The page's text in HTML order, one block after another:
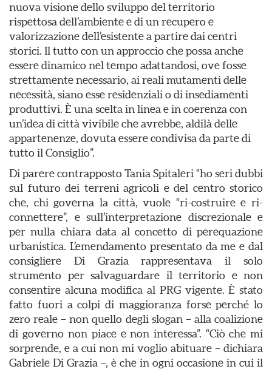
nuova visione dello sviluppo del territorio
rispettosa dell’ambiente e di un recupero e
valorizzazione dell’esistente a partire dai centri
storici. Il tutto con un approccio che possa anche
essere dinamico nel tempo adattandosi, ove fosse
strettamente necessario, ai reali mutamenti delle
necessità, siano esse residenziali o di insediamenti
produttivi. È una scelta in linea e in coerenza con
un’idea di città vivibile che avrebbe, aldilà delle
appartenenze, dovuta essere condivisa da parte di
tutto il Consiglio”.
Di parere contrapposto Tania Spitaleri “ho seri dubbi
sul futuro dei terreni agricoli e del centro storico
che, chi governa la città, vuole “ri-costruire e ri-
connettere”, e sull’interpretazione discrezionale e
per nulla chiara data al concetto di perequazione
urbanistica. L’emendamento presentato da me e dal
consigliere Di Grazia rappresentava il solo
strumento per salvaguardare il territorio e non
consentire alcuna modifica al PRG vigente. È stato
fatto fuori a colpi di maggioranza forse perché lo
zero reale – non quello degli slogan – alla coalizione
di governo non piace e non interessa”. “Ciò che mi
sorprende, e a cui non mi voglio abituare – dichiara
Gabriele Di Grazia –, è che in ogni occasione in cui il